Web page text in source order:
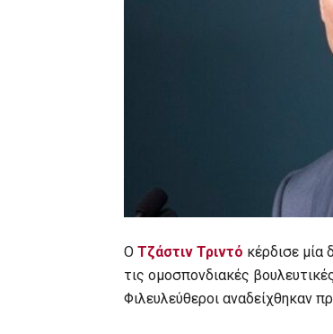
Ο Τζάστιν Τριντό κέρδισε
τις ομοσπονδιακές
Φιλευλεύθεροι αναδείχθηκαν